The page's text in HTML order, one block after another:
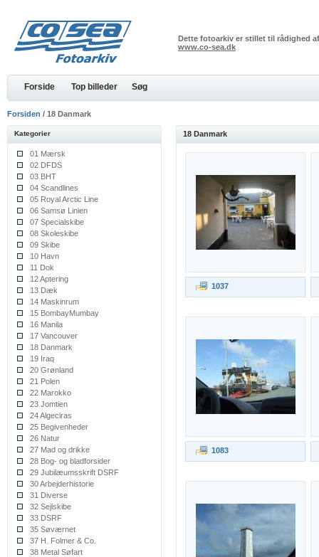
Dette fotoarkiv er stillet til rådighed
www.co-sea.dk
Forside Top billeder Søg
Forsiden / 18 Danmark
Kategorier
01 Mærsk
02 DFDS
03 BHT
04 Scandlines
05 Royal Arctic Line
06 Samsø Linien
07 Specialskibe
08 Skoleskibe
09 Skibe
10 Havn
11 Dok
12 Aptering
13 Dæk
14 Maskinrum
15 BombayMumbay
16 Manila
17 Vancouver
18 Danmark
19 Iraq
20 Grønland
21 Polen
22 Marokko
23 Jomtien
24 Algeciras
25 Begivenheder
26 Natur
27 Mad og drikke
28 Bog- og bladforsider
29 Jubilæumsskrift DSRF
30 Arbejderhistorie
31 Diverse
32 Sejlskibe
33 DSRF
35 Søværnet
37 H. Folmer & Co.
38 Metal Søfart
18 Danmark
1037
1083